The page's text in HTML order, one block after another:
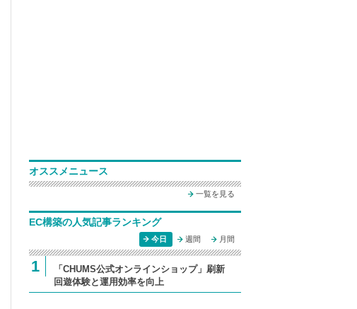
オススメニュース
一覧を見る
EC構築の人気記事ランキング
今日 週間 月間
1
「CHUMS公式オンラインショップ」刷新
回遊体験と運用効率を向上